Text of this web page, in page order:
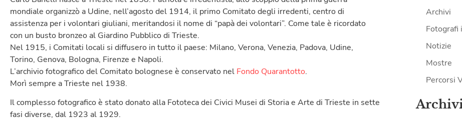
mondiale organizzò a Udine, nell’agosto del 1914, il primo Comitato degli irredenti, centro di
assistenza per i volontari giuliani, meritandosi il nome di “papà dei volontari”. Come tale è ricordato
con un busto bronzeo al Giardino Pubblico di Trieste.
Nel 1915, i Comitati locali si diffusero in tutto il paese: Milano, Verona, Venezia, Padova, Udine,
Torino, Genova, Bologna, Firenze e Napoli.
L’archivio fotografico del Comitato bolognese è conservato nel Fondo Quarantotto.
Morì sempre a Trieste nel 1938.
Il complesso fotografico è stato donato alla Fototeca dei Civici Musei di Storia e Arte di Trieste in sette
fasi diverse, dal 1923 al 1929.
Archivi
Fotografi
Notizie
Mostre
Percorsi